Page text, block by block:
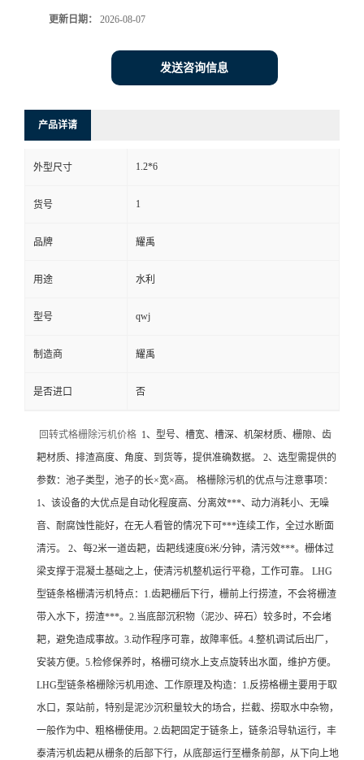
更新日期： 2026-08-07
发送咨询信息
产品详请
外型尺寸 1.2*6
货号 1
品牌 耀禹
用途 水利
型号 qwj
制造商 耀禹
是否进口 否
回转式格栅除污机价格 1、型号、槽宽、槽深、机架材质、栅隙、齿
耙材质、排渣高度、角度、到货等，提供准确数据。 2、选型需提供的
参数：池子类型，池子的长×宽×高。 格栅除污机的优点与注意事项：
1、该设备的大优点是自动化程度高、分离效***、动力消耗小、无噪
音、耐腐蚀性能好，在无人看管的情况下可***连续工作，全过水断面
清污。 2、每2米一道齿耙，齿耙线速度6米/分钟，清污效***。栅体过
梁支撑于混凝土基础之上，使清污机整机运行平稳，工作可靠。 LHG
型链条格栅清污机特点：1.齿耙栅后下行，栅前上行捞渣，不会将栅渣
带入水下，捞渣***。2.当底部沉积物（泥沙、碎石）较多时，不会堵
耙，避免造成事故。3.动作程序可靠，故障率低。4.整机调试后出厂，
安装方便。5.检修保养时，格栅可绕水上支点旋转出水面，维护方便。
LHG型链条格栅除污机用途、工作原理及构造：1.反捞格栅主要用于取
水口，泵站前，特别是泥沙沉积量较大的场合，拦截、捞取水中杂物，
一般作为中、粗格栅使用。2.齿耙固定于链条上，链条沿导轨运行，丰
泰清污机齿耙从栅条的后部下行，从底部运行至栅条前部，从下向上地